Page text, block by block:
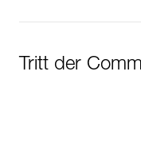
Tritt der